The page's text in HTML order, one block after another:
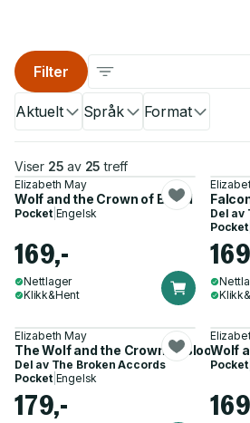
Aktuelt Språk Format
Filter
Viser 25 av 25 treff
Elizabeth May
Wolf and the Crown of Blood
Pocket| Engelsk
169,-
Nettlager
Klikk&Hent
Del av
Pocket|
Elizabeth May
The Wolf and the Crown of Blood
Del av The Broken Accords
Pocket| Engelsk
179,-
Wolf
Pocket|